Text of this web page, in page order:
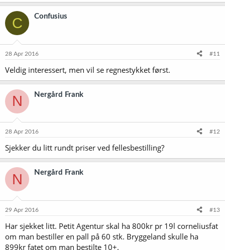
C Confusius
28 Apr 2016 #11
Veldig interessert, men vil se regnestykket først.
N Nergård Frank
28 Apr 2016 #12
Sjekker du litt rundt priser ved fellesbestilling?
N Nergård Frank
29 Apr 2016 #13
Har sjekket litt. Petit Agentur skal ha 800kr pr 19l corneliusfat
om man bestiller en pall på 60 stk. Bryggeland skulle ha
899kr fatet om man bestilte 10+.